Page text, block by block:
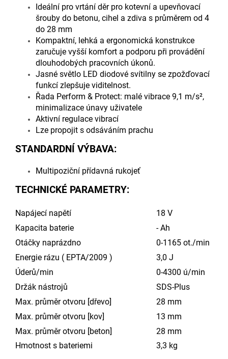
Ideální pro vrtání děr pro kotevní a upevňovací
šrouby do betonu, cihel a zdiva s průměrem od 4
do 28 mm
Kompaktní, lehká a ergonomická konstrukce
zaručuje vyšší komfort a podporu při provádění
dlouhodobých pracovních úkonů.
Jasné světlo LED diodové svítilny se zpožďovací
funkcí zlepšuje viditelnost.
Řada Perform & Protect: malé vibrace 9,1 m/s²,
minimalizace únavy uživatele
Aktivní regulace vibrací
Lze propojit s odsáváním prachu
STANDARDNÍ VÝBAVA:
Multipoziční přídavná rukojeť
TECHNICKÉ PARAMETRY:
Napájecí napětí
18 V
Kapacita baterie
- Ah
Otáčky naprázdno
0-1165 ot./min
Energie rázu ( EPTA/2009 )
3,0 J
Úderů/min
0-4300 ú/min
Držák nástrojů
SDS-Plus
Max. průměr otvoru [dřevo]
28 mm
Max. průměr otvoru [kov]
13 mm
Max. průměr otvoru [beton]
28 mm
Hmotnost s bateriemi
3,3 kg